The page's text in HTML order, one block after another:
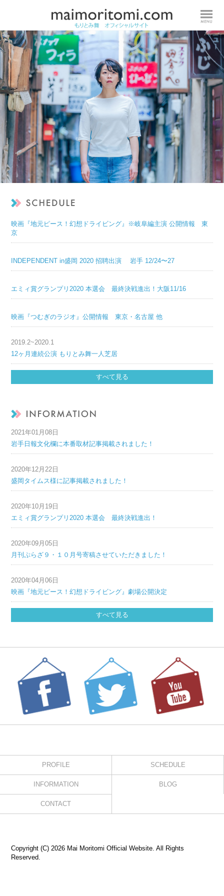
映画『地元ピース！幻想ドライビング』※岐阜編主演 公開情報 東
京
INDEPENDENT in盛岡 2020 招聘出演 岩手 12/24〜27
エミィ賞グランプリ2020 本選会 最終決戦進出！大阪11/16
映画『つむぎのラジオ』公開情報 東京・名古屋 他
2019.2~2020.1
12ヶ月連続公演 もりとみ舞一人芝居
すべて見る
2021年01月08日
岩手日報文化欄に本番取材記事掲載されました！
2020年12月22日
盛岡タイムス様に記事掲載されました！
2020年10月19日
エミィ賞グランプリ2020 本選会 最終決戦進出！
2020年09月05日
月刊ぷらざ９・１０月号寄稿させていただきました！
2020年04月06日
映画『地元ピース！幻想ドライビング』劇場公開決定
すべて見る
PROFILE SCHEDULE
INFORMATION BLOG
CONTACT
Copyright (C) 2026 Mai Moritomi Official Website. All Rights
Reserved.